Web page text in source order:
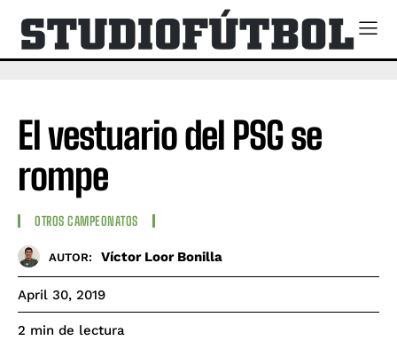
El vestuario del PSG se
rompe
OTROS CAMPEONATOS
AUTOR: Víctor Loor Bonilla
April 30, 2019
2 min de lectura